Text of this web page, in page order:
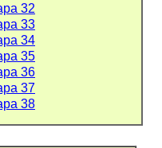
32
33
34
35
36
37
38